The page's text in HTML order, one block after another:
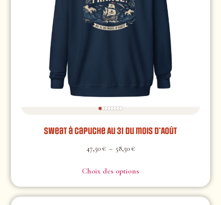
Sweat à capuche Au 31 du mois d’Août
47,50€ – 58,50€
Choix des options